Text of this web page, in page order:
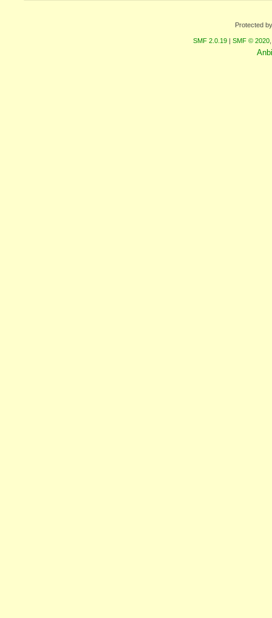
Protected
SMF 2.0.19 | SMF © 2020